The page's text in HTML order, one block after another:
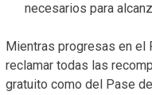
necesarios para
Mientras progresas en el
reclamar todas las
gratuito como del Pase